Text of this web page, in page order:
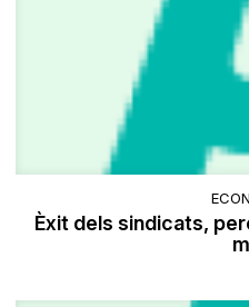
Èxit dels sindicats,